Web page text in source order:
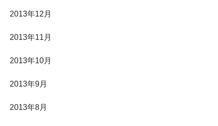
2013年12月
2013年11月
2013年10月
2013年9月
2013年8月